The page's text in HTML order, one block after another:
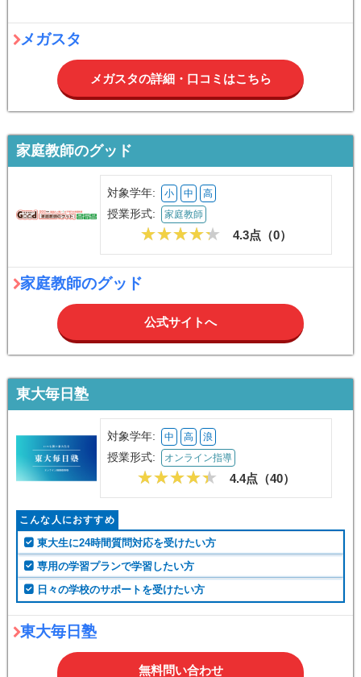
メガスタ
メガスタの詳細・口コミはこちら
家庭教師のグッド
対象学年: 小 中 高
授業形式: 家庭教師
4.3点（0）
家庭教師のグッド
公式サイトへ
東大毎日塾
対象学年: 中 高 浪
授業形式: オンライン指導
4.4点（40）
こんな人におすすめ
東大生に24時間質問対応を受けたい方
専用の学習プランで学習したい方
日々の学校のサポートを受けたい方
東大毎日塾
無料問い合わせ